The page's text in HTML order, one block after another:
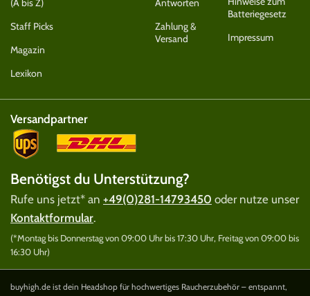
(A bis Z)
Staff Picks
Magazin
Lexikon
Antworten
Zahlung &
Versand
Batteriegesetz
Impressum
Versandpartner
Benötigst du Unterstützung?
Rufe uns jetzt* an +49(0)281-14793450 oder nutze unser
Kontaktformular.
(*Montag bis Donnerstag von 09:00 Uhr bis 17:30 Uhr, Freitag von 09:00 bis
16:30 Uhr)
buyhigh.de ist dein Headshop für hochwertiges Raucherzubehör – entspannt,